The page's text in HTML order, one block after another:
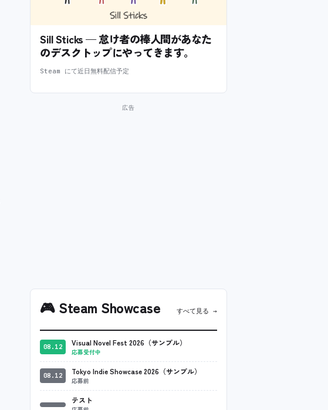
Sill Sticks — 怠け者の棒人間があなた
のデスクトップにやってきます。
Steam にて近日無料配信予定
🎮Steam Showcase すべて見る →
08.12 Visual Novel Fest 2026（サンプル）
応募受付中
08.12 Tokyo Indie Showcase 2026（サンプル）
応募前
テスト